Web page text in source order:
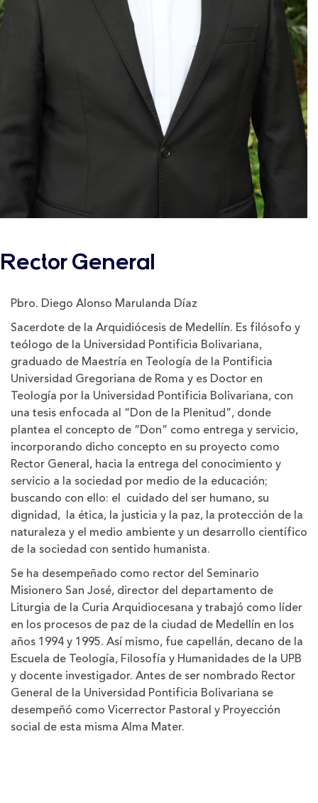
Rector General
Pbro. Diego Alonso Marulanda Díaz
Sacerdote de la Arquidiócesis de Medellín. Es filósofo y
teólogo de la Universidad Pontificia Bolivariana,
graduado de Maestría en Teología de la Pontificia
Universidad Gregoriana de Roma y es Doctor en
Teología por la Universidad Pontificia Bolivariana, con
una tesis enfocada al “Don de la Plenitud”, donde
plantea el concepto de “Don” como entrega y servicio,
incorporando dicho concepto en su proyecto como
Rector General, hacia la entrega del conocimiento y
servicio a la sociedad por medio de la educación;
buscando con ello: el cuidado del ser humano, su
dignidad, la ética, la justicia y la paz, la protección de la
naturaleza y el medio ambiente y un desarrollo científico
de la sociedad con sentido humanista.
Se ha desempeñado como rector del Seminario
Misionero San José, director del departamento de
Liturgia de la Curia Arquidiocesana y trabajó como líder
en los procesos de paz de la ciudad de Medellín en los
años 1994 y 1995. Así mismo, fue capellán, decano de la
Escuela de Teología, Filosofía y Humanidades de la UPB
y docente investigador. Antes de ser nombrado Rector
General de la Universidad Pontificia Bolivariana se
desempeñó como Vicerrector Pastoral y Proyección
social de esta misma Alma Mater.